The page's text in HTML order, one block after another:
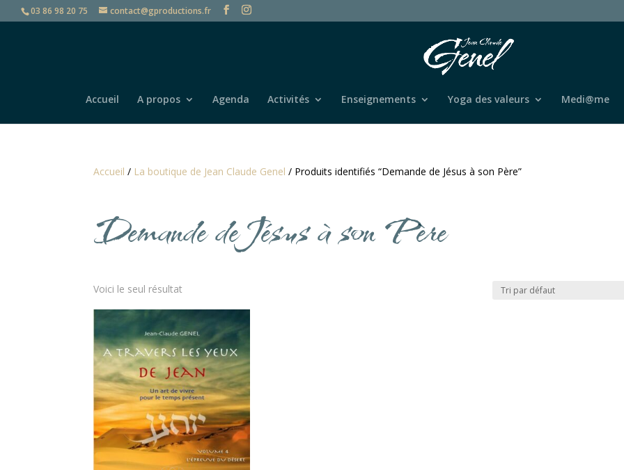
03 86 98 20 75 contact@gproductions.fr
Accueil A propos Agenda Activités Enseignements Yoga des valeurs Medi@me
Accueil / La boutique de Jean Claude Genel / Produits identifiés “Demande de Jésus à son Père”
Demande de Jésus à son Père
Voici le seul résultat